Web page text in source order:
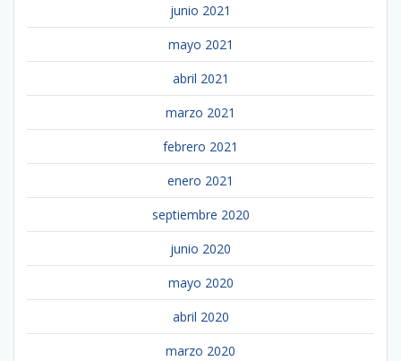
junio 2021
mayo 2021
abril 2021
marzo 2021
febrero 2021
enero 2021
septiembre 2020
junio 2020
mayo 2020
abril 2020
marzo 2020